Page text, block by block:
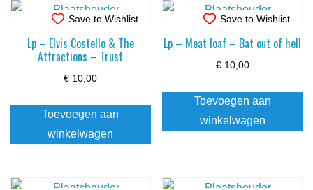
Save to Wishlist
Lp – Elvis Costello & The
Attractions – Trust
€ 10,00
Toevoegen aan
winkelwagen
Save to Wishlist
Lp – Meat loaf – Bat out of hell
€10,00
Toevoegen aan
winkelwagen